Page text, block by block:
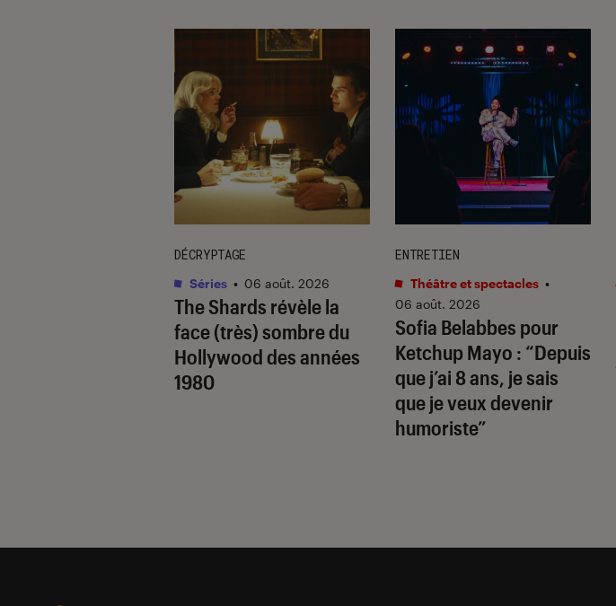
The Shards révèle la
face (très) sombre du
Hollywood des années
1980
DÉCRYPTAGE
Séries • 06 août. 2026
Sofia Belabbes pour
Ketchup Mayo : “Depuis
que j’ai 8 ans, je sais
que je veux devenir
humoriste”
ENTRETIEN
Théâtre et spectacles •
06 août. 2026